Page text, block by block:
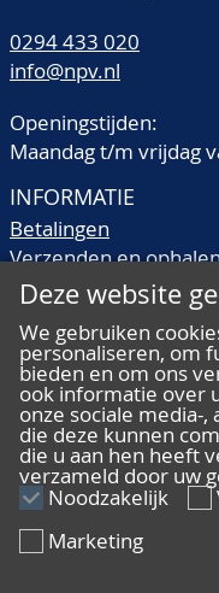
0294 433 020
info@npv.nl
Openingstijden:
Maandag t/m vrijdag
INFORMATIE
Betalingen
Verzenden en
Veilingtermen
Veelgestelde vragen
ALGEMEEN
Algemene
Deze website
We gebruiken
personaliseren, om
bieden en om ons
ook informatie over
onze sociale media-
die deze kunnen
die u aan hen heeft
verzameld door uw
Noodzakelijk
Marketing